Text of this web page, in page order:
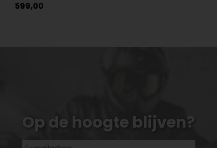
599,00
Op de hoogte blijven?